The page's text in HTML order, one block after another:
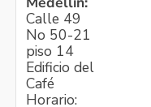
Calle 49
No 50-21
piso 14
Edificio del
Café
Horario: